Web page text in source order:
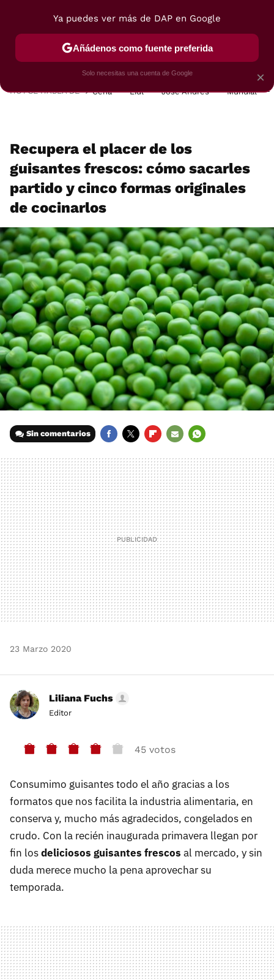
POSTRES VIAJES SELECCIÓN VEGUI
HOY SE HABLA DE Cena Lidl José Andrés Mundial
Recupera el placer de los
guisantes frescos: cómo sacarles
partido y cinco formas originales
de cocinarlos
Sin comentarios
MAIL
23 Marzo 2020
Liliana Fuchs
Editor
45 votos
Consumimo guisantes todo el año gracias a los
formatos que nos facilita la industria alimentaria, en
conserva y, mucho más agradecidos, congelados en
crudo. Con la recién inaugurada primavera llegan por
fin losdeliciosos guisantes frescos al mercado, y sin
duda merece mucho la pena aprovechar su
temporada.
×
Ya puedes ver más de DAP en Google
Añádenos como fuente preferida
Solo necesitas una cuenta de Google